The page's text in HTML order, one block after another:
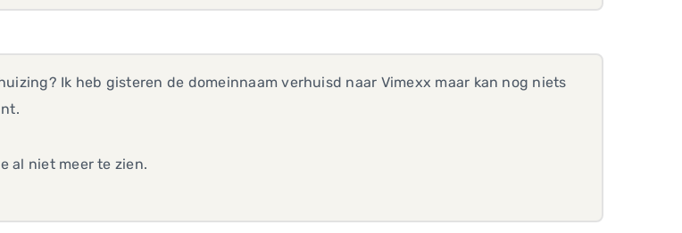
Ik heb gisteren de domeinnaam verhuisd naar Vimexx maar kan nog niets
al niet meer te zien.